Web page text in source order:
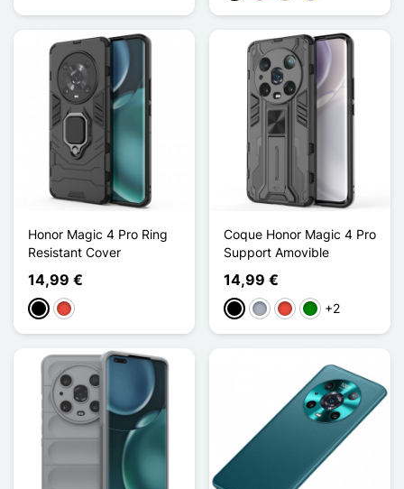
Honor Magic 4 Pro Ring
Resistant Cover
14,99 €
Schwarz
Rot
Coque Honor Magic 4 Pro
Support Amovible
14,99 €
Schwarz
GrauRot Grün+2